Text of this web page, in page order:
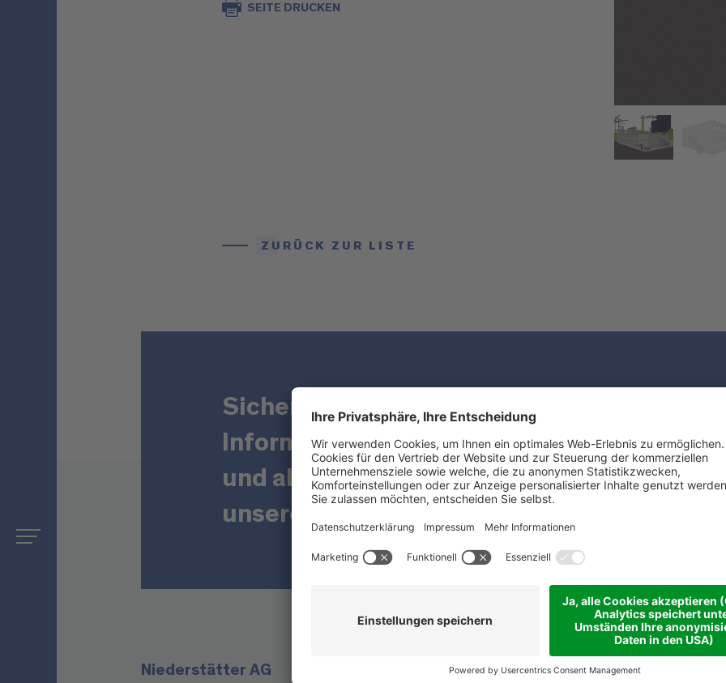
SEITE DRUCKEN
ZURÜCK ZUR LISTE
Sichern Sie sich Ihren
Informationsvorsprung
und abonnieren Sie
unseren Newsletter!
Datenschutz
Niederstätter AG Standorte Nützliche Links